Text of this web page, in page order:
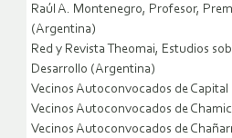
Raúl A. Montenegro, Profesor,
(Argentina)
Red y Revista Theomai, Estudios
Desarrollo (Argentina)
Vecinos Autoconvocados de
Vecinos Autoconvocados de
Vecinos Autoconvocados de